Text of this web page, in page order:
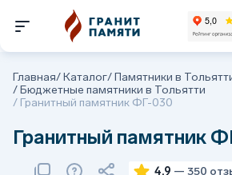
Главная/Каталог/Памятники в
/Бюджетные памятники в Тольятти
/ Гранитный памятник ФГ-030
Гранитный памятник
4.9 — 350